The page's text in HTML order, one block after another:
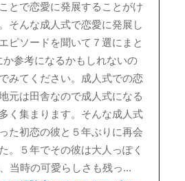
とで恋愛に発展することがけ
そんな成人式で恋愛に発展し
ピソードを聞いて７選にまと
参考になるかもしれないの
みてください。成人式での恋
元は田舎なので成人式になる
く集まります。そんな成人式
た初恋の彼と５年ぶりに再会
。５年でその彼は大人っぽく
当時の可愛らしさも残っ...